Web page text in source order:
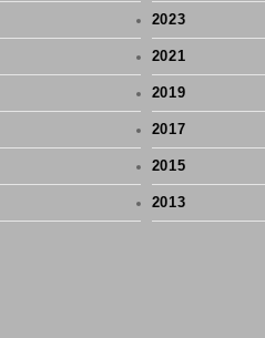
2023
2021
2019
2017
2015
2013